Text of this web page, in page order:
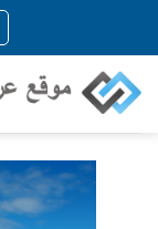
content